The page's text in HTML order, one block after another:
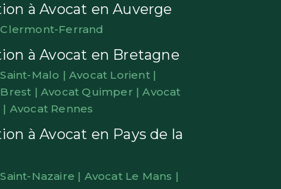
à Avocat en Auverge
Ferrand
à Avocat en Bretagne
Malo | Avocat Lorient |
| Avocat Quimper |Avocat
Avocat Rennes
à Avocat en Pays de la
Nazaire | Avocat Le Mans |